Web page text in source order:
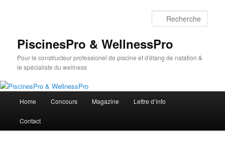
PiscinesPro & WellnessPro
Pour le constructeur professionel de piscine et d'étang de natation &
le spécialiste du wellness
principal
Home Concours Magazine Lettre d’info
Contact